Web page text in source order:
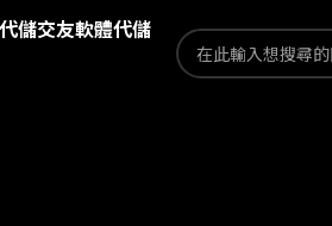
儲交友軟體代儲